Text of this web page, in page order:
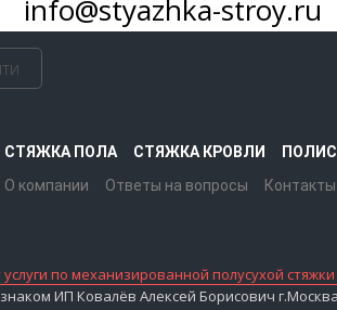
info@styazhka-stroy.ru
СТЯЖКА ПОЛА СТЯЖКА КРОВЛИ
О компании
Ответы на вопросы Контакты
по механизированной полусухой
ИП Ковалёв Алексей Борисович г.Москва